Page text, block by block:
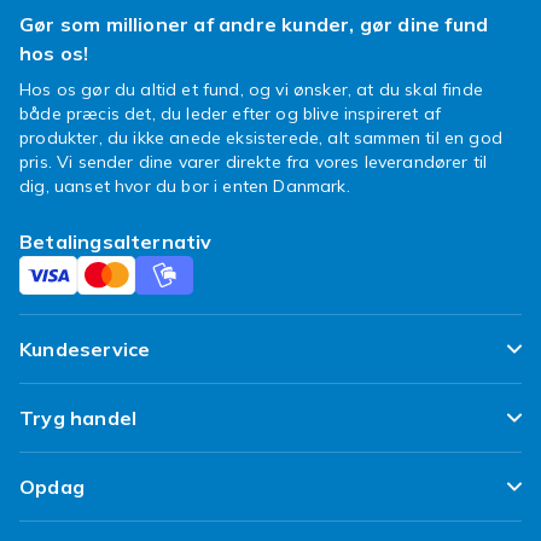
Gør som millioner af andre kunder, gør dine fund
hos os!
Hos os gør du altid et fund, og vi ønsker, at du skal finde
både præcis det, du leder efter og blive inspireret af
produkter, du ikke anede eksisterede, alt sammen til en god
pris. Vi sender dine varer direkte fra vores leverandører til
dig, uanset hvor du bor i enten Danmark.
Betalingsalternativ
Kundeservice
Ofte stillede spørgsmål
Spor min pakke
Levering
Tryg handel
Tilfredshedsgaranti
Kundeanmeldelser
Opdag